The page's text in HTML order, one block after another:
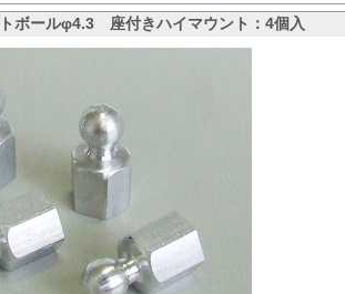
ボールφ4.3 座付きハイマウント：4個入